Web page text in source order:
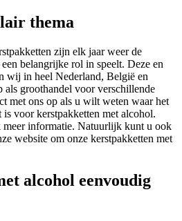
thema
zijn elk jaar weer de
belangrijke rol in speelt. Deze en
wij in heel Nederland, België en
als groothandel voor verschillende
met ons op als u wilt weten waar het
voor kerstpakketten met alcohol.
informatie. Natuurlijk kunt u ook
website om onze kerstpakketten met
alcohol eenvoudig